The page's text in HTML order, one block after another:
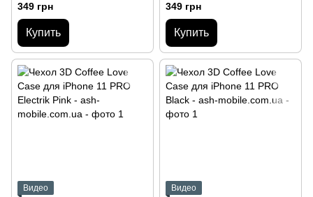
349 грн
Купить
349 грн
Купить
Видео Видео